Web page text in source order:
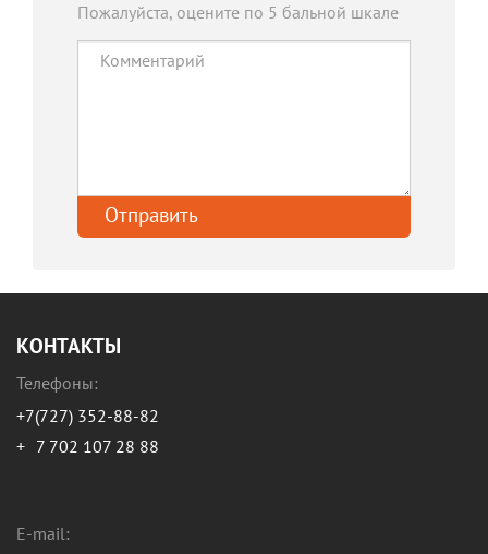
Пожалуйста, оцените по 5 бальной шкале
КОНТАКТЫ
Телефоны:
+7(727) 352-88-82
+ 7 702 107 28 88
E-mail: